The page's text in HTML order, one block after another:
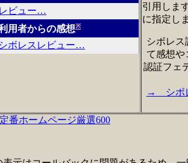
ビュー…
用者からの感想※
ボレスレビュー…
引用しま
に指定し
シボレ
て感想や
認証フェ
→ シボ
番ホームページ厳選600